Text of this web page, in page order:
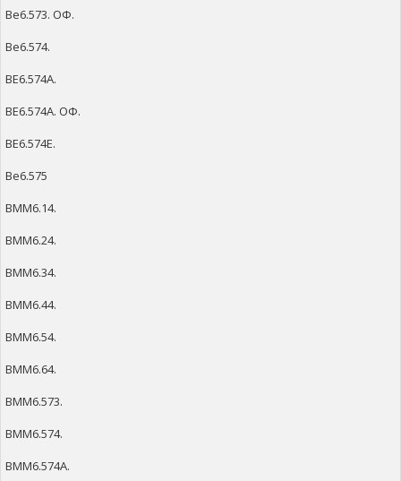
Ве6.573. ОФ.
Ве6.574.
ВЕ6.574А.
ВЕ6.574А. ОФ.
ВЕ6.574Е.
Ве6.575
ВММ6.14.
ВММ6.24.
ВММ6.34.
ВММ6.44.
ВММ6.54.
ВММ6.64.
ВММ6.573.
ВММ6.574.
ВММ6.574А.